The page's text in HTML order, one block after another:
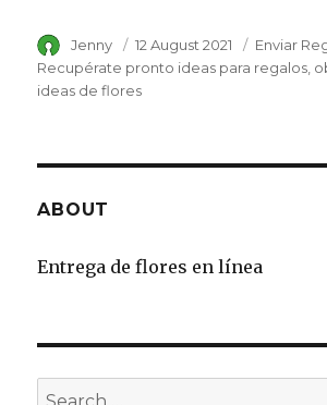
Author
Jenny
Posted
on
12 August 2021 Category
Enviar
Recupérate pronto ideas para regalos
ideas de flores
ABOUT
Entrega de flores en línea
Search